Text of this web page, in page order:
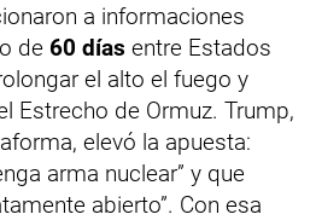
a informaciones
de 60 días entre Estados
el alto el fuego y
Estrecho de Ormuz. Trump,
elevó la apuesta:
arma nuclear” y que
abierto”. Con esa